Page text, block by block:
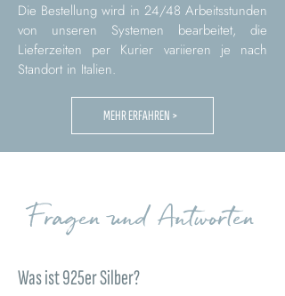
Die Bestellung wird in 24/48 Arbeitsstunden
von unseren Systemen bearbeitet, die
Lieferzeiten per Kurier variieren je nach
Standort in Italien.
MEHR ERFAHREN >
Fragen und Antworten
Was ist 925er Silber?